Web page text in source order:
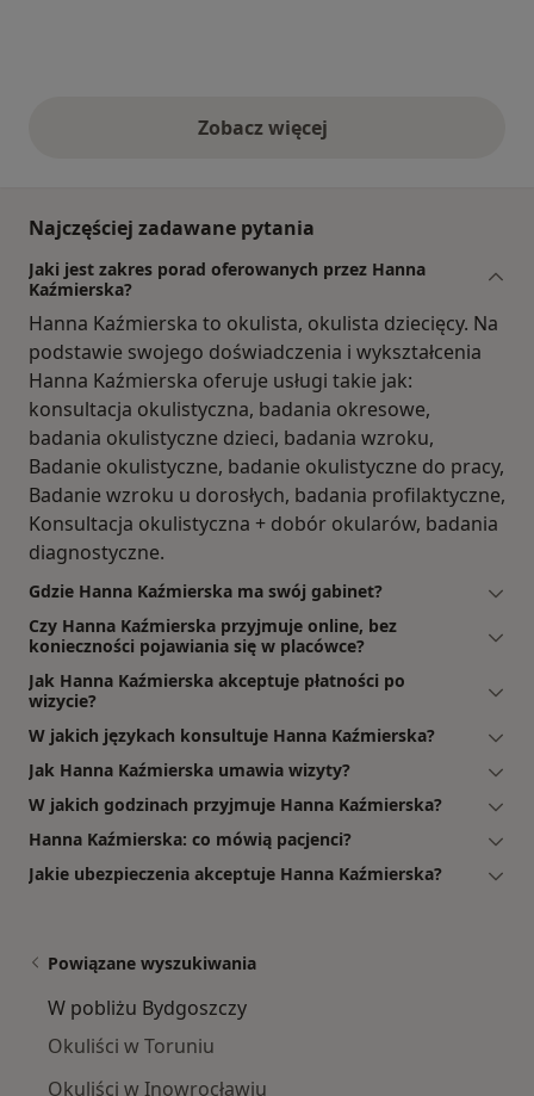
Zobacz więcejopinie powyżej
Najczęściej zadawane pytania
Jaki jest zakres porad oferowanych przez Hanna
Kaźmierska?
Hanna Kaźmierska to okulista, okulista dziecięcy. Na
podstawie swojego doświadczenia i wykształcenia
Hanna Kaźmierska oferuje usługi takie jak:
konsultacja okulistyczna, badania okresowe,
badania okulistyczne dzieci, badania wzroku,
Badanie okulistyczne, badanie okulistyczne do pracy,
Badanie wzroku u dorosłych, badania profilaktyczne,
Konsultacja okulistyczna + dobór okularów, badania
diagnostyczne.
Gdzie Hanna Kaźmierska ma swój gabinet?
Czy Hanna Kaźmierska przyjmuje online, bez
konieczności pojawiania się w placówce?
Jak Hanna Kaźmierska akceptuje płatności po
wizycie?
W jakich językach konsultuje Hanna Kaźmierska?
Jak Hanna Kaźmierska umawia wizyty?
W jakich godzinach przyjmuje Hanna Kaźmierska?
Hanna Kaźmierska: co mówią pacjenci?
Jakie ubezpieczenia akceptuje Hanna Kaźmierska?
Powiązane wyszukiwania
W pobliżu Bydgoszczy
Okuliści w Toruniu
Okuliści w Inowrocławiu